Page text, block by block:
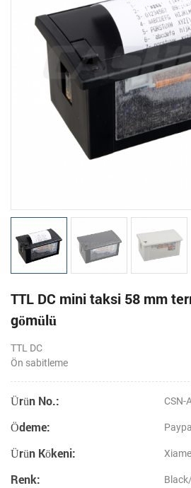
TTL DC mini taksi 58 mm
gömülü
TTL DC
Ön sabitleme
Ürün No.: CSN-
Ödeme:
Ürün Kökeni:
Renk: